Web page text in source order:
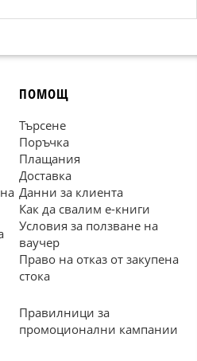
ПОМОЩ
Търсене
Поръчка
Плащания
Доставка
Данни за клиента
Как да свалим е-книги
Условия за ползване на
ваучер
Право на отказ от закупена
стока
Правилници за
промоционални кампании